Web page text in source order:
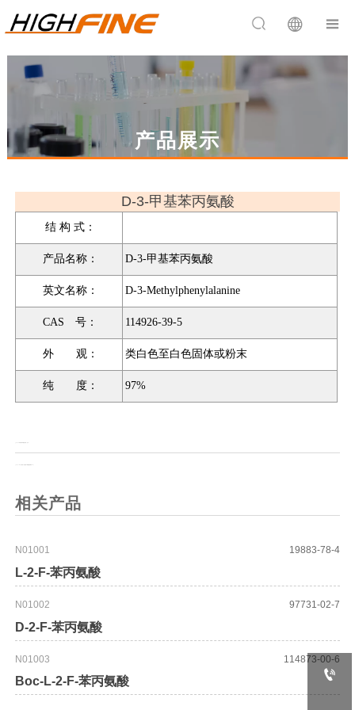
 
产品展示
D-3-甲基苯丙氨酸
结 构 式：
产品名称： D-3-甲基苯丙氨酸
英文名称： D-3-Methylphenylalanine
CAS 号： 114926-39-5
外 观： 类白色至白色固体或粉末
纯 度： 97%
相关产品
N01001
L-2-F-苯丙氨酸
19883-78-4
N01002
D-2-F-苯丙氨酸
97731-02-7
N01003
Boc-L-2-F-苯丙氨酸
114873-00-6
